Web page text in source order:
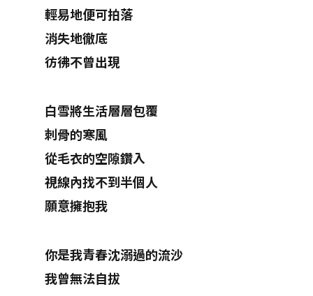
輕易地便可拍落
消失地徹底
彷彿不曾出現
白雪將生活層層包覆
刺骨的寒風
從毛衣的空隙鑽入
視線內找不到半個人
願意擁抱我
你是我青春沈溺過的流沙
我曾無法自拔